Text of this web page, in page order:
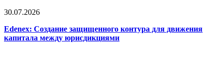
30.07.2026
Edenex: Создание защищенного контура для движения
капитала между юрисдикциями